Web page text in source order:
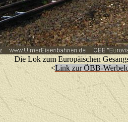
Die Lok zum Europäischen
<Link zur ÖBB-